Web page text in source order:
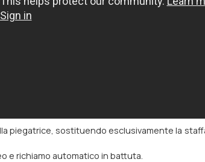
piegatrice, sostituendo esclusivamente la
e richiamo automatico in battuta.